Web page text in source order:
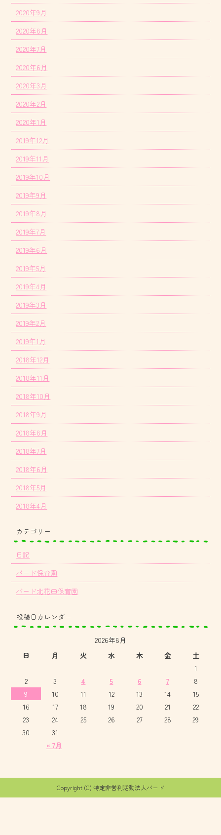
2020年9月
2020年8月
2020年7月
2020年6月
2020年3月
2020年2月
2020年1月
2019年12月
2019年11月
2019年10月
2019年9月
2019年8月
2019年7月
2019年6月
2019年5月
2019年4月
2019年3月
2019年2月
2019年1月
2018年12月
2018年11月
2018年10月
2018年9月
2018年8月
2018年7月
2018年6月
2018年5月
2018年4月
カテゴリー
日記
バード保育園
バード北花田保育園
投稿日カレンダー
2026年8月
日
月 火 水 木 金 土
« 7月
1
2
3 4 5 6 7
8
9
10 11 12 13 14
15
16
17 18 19 20 21
22
23
24 25 26 27 28
29
30
31
Copyright (C) 特定非営利活動法人バード